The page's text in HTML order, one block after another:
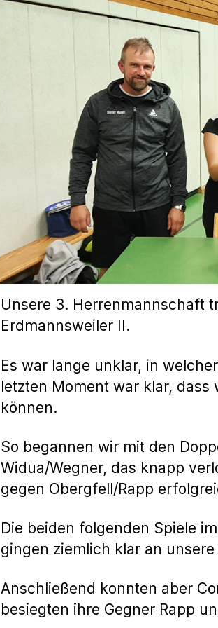
Unsere 3. Herrenmannschaft
Erdmannsweiler II.
Es war lange unklar, in
letzten Moment war klar,
können.
So begannen wir mit den
Widua/Wegner, das knapp
gegen Obergfell/Rapp
Die beiden folgenden Spiele
gingen ziemlich klar an unsere
Anschließend konnten aber
besiegten ihre Gegner Rapp